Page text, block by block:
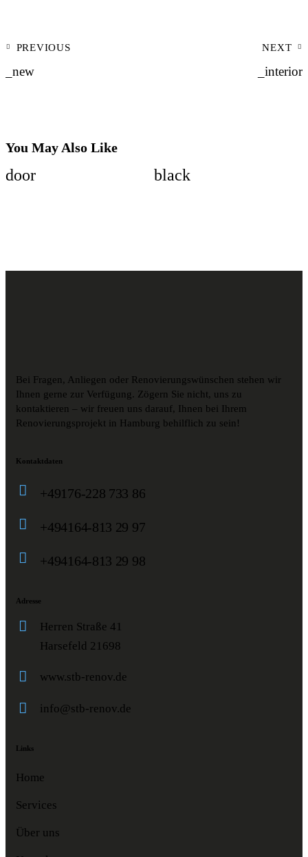
PREVIOUS
_new
NEXT
_interior
You May Also Like
door black
Bei Fragen, Anliegen oder Renovierungswünschen stehen wir
Ihnen gerne zur Verfügung. Zögern Sie nicht, uns zu
kontaktieren – wir freuen uns darauf, Ihnen bei Ihrem
Renovierungsprojekt in Hamburg behilflich zu sein!
Kontaktdaten
+49176-228 733 86
+494164-813 29 97
+494164-813 29 98
Adresse
Herren Straße 41
Harsefeld 21698
www.stb-renov.de
info@stb-renov.de
Links
Home
Services
Über uns